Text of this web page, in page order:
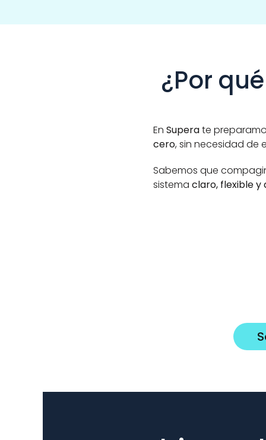
¿Por
En Supera te
cero, sin necesidad de
Sabemos que
sistema claro, flexible y